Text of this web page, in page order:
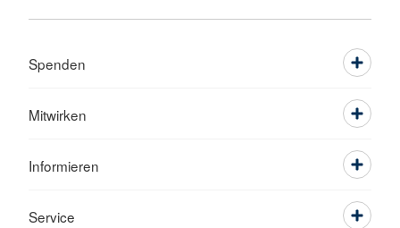
Spenden
Mitwirken
Informieren
Service